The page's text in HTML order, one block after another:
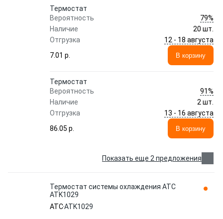
Термостат
Вероятность
79%
Наличие
20 шт.
Отгрузка
12 - 18 августа
7.01 p.
В корзину
Термостат
Вероятность
91%
Наличие
2 шт.
Отгрузка
13 - 16 августа
86.05 p.
В корзину
Показать еще 2 предложения
Термостат системы охлаждения ATC
ATK1029
ATCATK1029